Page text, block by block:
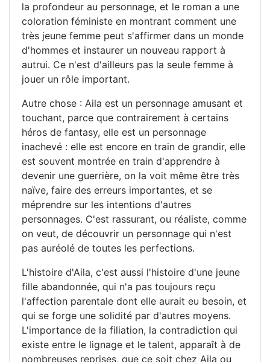
la profondeur au personnage, et le roman a une
coloration féministe en montrant comment une
très jeune femme peut s'affirmer dans un monde
d'hommes et instaurer un nouveau rapport à
autrui. Ce n'est d'ailleurs pas la seule femme à
jouer un rôle important.
Autre chose : Aila est un personnage amusant et
touchant, parce que contrairement à certains
héros de fantasy, elle est un personnage
inachevé : elle est encore en train de grandir, elle
est souvent montrée en train d'apprendre à
devenir une guerrière, on la voit même être très
naïve, faire des erreurs importantes, et se
méprendre sur les intentions d'autres
personnages. C'est rassurant, ou réaliste, comme
on veut, de découvrir un personnage qui n'est
pas auréolé de toutes les perfections.
L'histoire d'Aila, c'est aussi l'histoire d'une jeune
fille abandonnée, qui n'a pas toujours reçu
l'affection parentale dont elle aurait eu besoin, et
qui se forge une solidité par d'autres moyens.
L'importance de la filiation, la contradiction qui
existe entre le lignage et le talent, apparaît à de
nombreuses reprises, que ce soit chez Aila ou